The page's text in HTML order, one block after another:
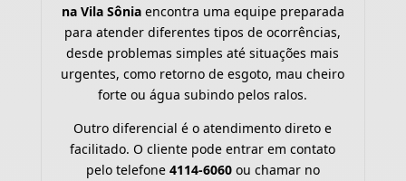
na Vila Sôniaencontra uma equipe preparada
para atender diferentes tipos de ocorrências,
desde problemas simples até situações mais
urgentes, como retorno de esgoto, mau cheiro
forte ou água subindo pelos ralos.
Outro diferencial é o atendimento direto e
facilitado. O cliente pode entrar em contato
pelo telefone 4114-6060ou chamar no